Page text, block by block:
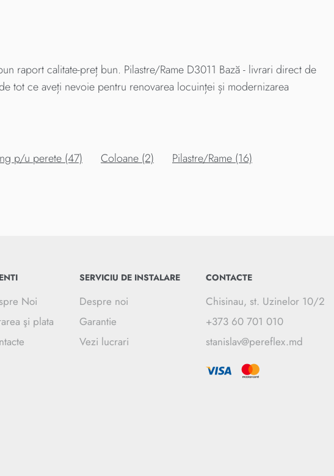
raport calitate-preț bun. Pilastre/Rame D3011 Bază - livrari direct de
tot ce aveți nevoie pentru renovarea locuinței și modernizarea
p/u perete (47) Coloane (2)
Pilastre/Rame (16)
Noi
şi plata
SERVICIU DE INSTALARE
Despre noi
Garantie
Vezi lucrari
CONTACTE
Chisinau, st. Uzinelor 10/2
+373 60 701 010
stanislav@pereflex.md